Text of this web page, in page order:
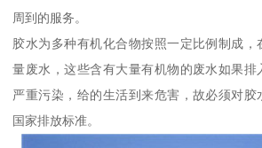
周到的服务。
胶水为多种有机化合物按照一定比例制成
量废水，这些含有大量有机物的废水如果排
严重污染，给的生活到来危害，故必须对胶
国家排放标准。